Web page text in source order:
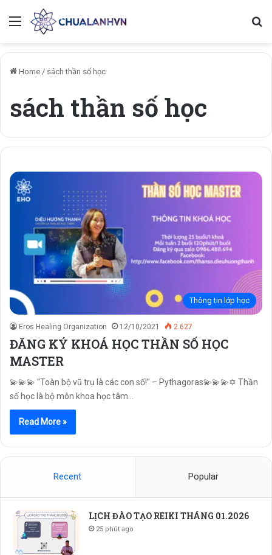
Menu
Home / sách thần số học
sách thần số học
Thông tin lớp học
Eros Healing Organization 12/10/2021 2.627
ĐĂNG KÝ KHOÁ HỌC THẦN SỐ HỌC
MASTER
💫💫💫 “Toàn bộ vũ trụ là các con số!” – Pythagoras💫💫💫✡️ Thần
số học là bộ môn khoa học tâm…
Read More »
Recent Popular
LỊCH ĐÀO TẠO REIKI THÁNG 01.2026
25 phút ago